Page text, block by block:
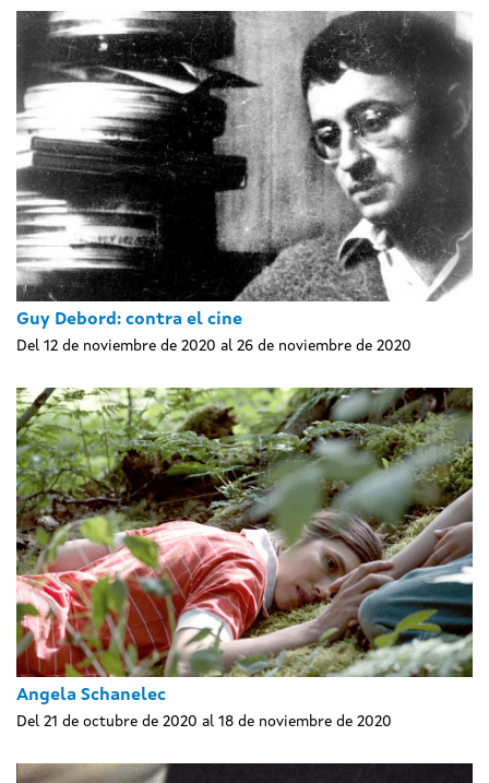
Guy Debord: contra el cine
Del 12 de noviembre de 2020 al 26 de noviembre de 2020
Angela Schanelec
Del 21 de octubre de 2020 al 18 de noviembre de 2020